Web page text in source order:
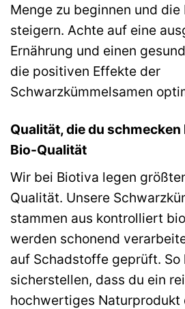
Menge zu beginnen und die
steigern. Achte auf eine
Ernährung und einen
die positiven Effekte der
Schwarzkümmelsamen
Qualität, die du
Bio-Qualität
Wir bei Biotiva legen
Qualität. Unsere
stammen aus kontrolliert
werden schonend
auf Schadstoffe geprüft. So
sicherstellen, dass du ein
hochwertiges Naturprodukt